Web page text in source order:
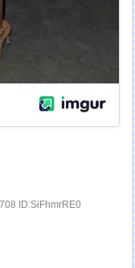
ID:SiFhmrRE0